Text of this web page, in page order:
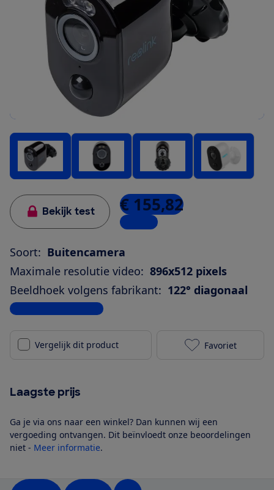
Bekijk test € 155,82
1 winkel
Soort: Buitencamera
Maximale resolutie video: 896x512 pixels
Beeldhoek volgens fabrikant: 122° diagonaal
Bekijk alle specificaties
Vergelijk dit product Reolink
Favoriet
Laagste prijs
Ga je via ons naar een winkel? Dan kunnen wij een
vergoeding ontvangen. Dit beïnvloedt onze beoordelingen
niet - Meer informatie.